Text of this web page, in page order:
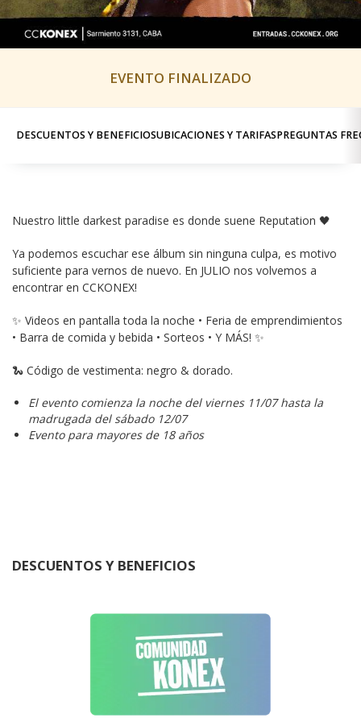
EVENTO FINALIZADO
DESCUENTOS Y BENEFICIOSUBICACIONES Y TARIFASPREGUNTAS
Nuestro little darkest paradise es donde suene Reputation 🖤
Ya podemos escuchar ese álbum sin ninguna culpa, es motivo
suficiente para vernos de nuevo. En JULIO nos volvemos a
encontrar en CCKONEX!
✨ Videos en pantalla toda la noche • Feria de emprendimientos
• Barra de comida y bebida • Sorteos • Y MÁS! ✨
🐍 Código de vestimenta: negro & dorado.
El evento comienza la noche del viernes 11/07 hasta la
madrugada del sábado 12/07
Evento para mayores de 18 años
DESCUENTOS Y BENEFICIOS